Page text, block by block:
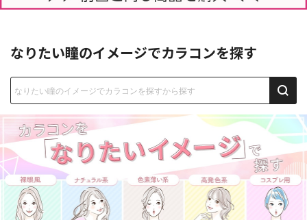
なりたい瞳のイメージでカラコンを探す